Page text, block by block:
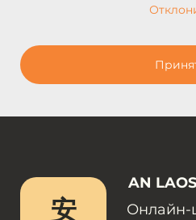
安
AN
Онлайн-